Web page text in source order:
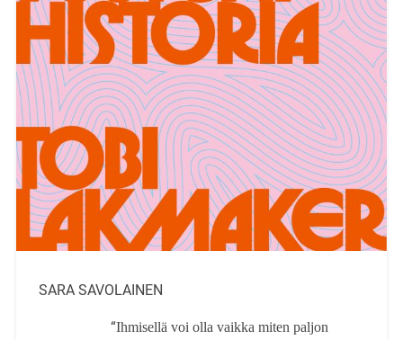
SARA SAVOLAINEN
“Ihmisellä voi olla vaikka miten paljon